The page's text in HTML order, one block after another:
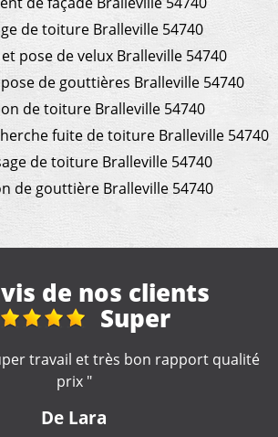
de toiture Bralleville 54740
pose de velux Bralleville 54740
de gouttières Bralleville 54740
de toiture Bralleville 54740
fuite de toiture Bralleville 54740
de toiture Bralleville 54740
de gouttière Bralleville 54740
de nos clients
Réparation et
gouttière
soigné ???? Seul petit hic ❗️pas je n'ai
avant le début des travaux❗️"